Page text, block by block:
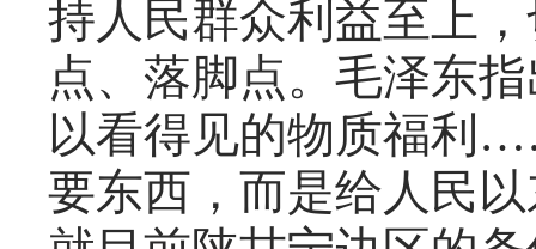
持人民群众利益至上
点、落脚点。毛泽东
以看得见的物质福利
要东西，而是给人民